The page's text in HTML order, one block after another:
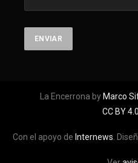
La Encerrona by Marco
CC BY 4.0
Con el apoyo de Internews .